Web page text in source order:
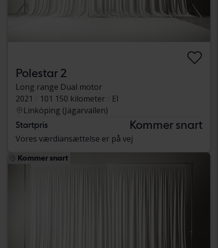
Polestar 2
Long range Dual motor
2021
101 150 kilometer
El
Linköping (Jägarvallen)
Startpris Kommer snart
Vores værdiansættelse er på vej
Kommer snart